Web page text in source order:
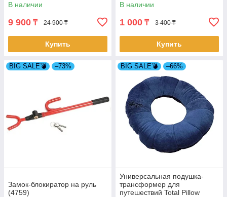
В наличии
9 900 ₸ 24 900 ₸
Купить
В наличии
1 000 ₸ 3 400 ₸
Купить
BIG SALE💣 –73%
Замок-блокиратор на руль
(4759)
BIG SALE💣 –66%
Универсальная подушка-
трансформер для
путешествий Total Pillow